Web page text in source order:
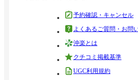
予約確認・キャンセル
よくあるご質問・お問
沖楽とは
クチコミ掲載基準
UGC利用規約